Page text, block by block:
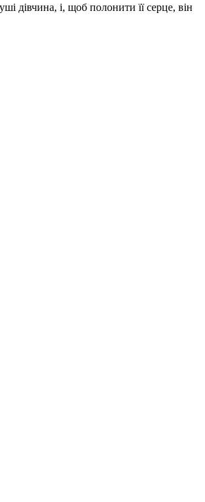
дівчина, і, щоб полонити її серце, він